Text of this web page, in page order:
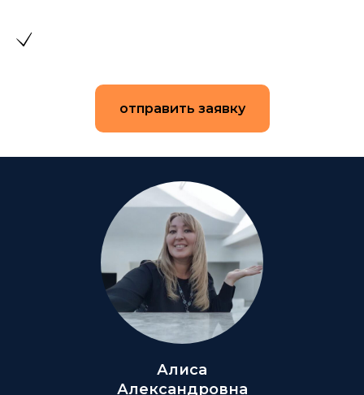
отправить заявку
Алиса
Александровна